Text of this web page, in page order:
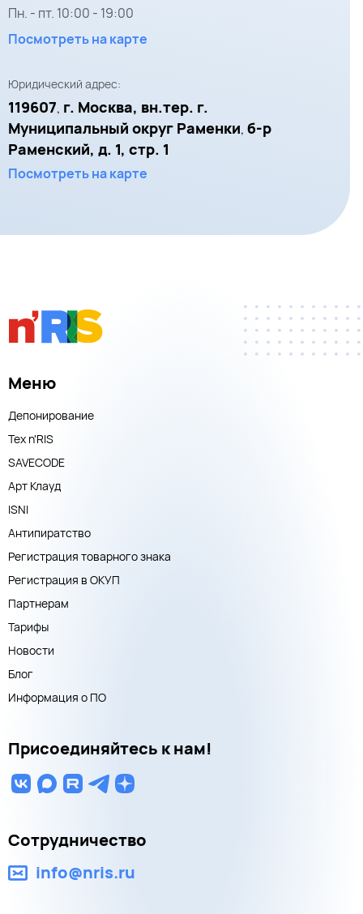
Пн. - пт. 10:00 - 19:00
Посмотреть на карте
Юридический адрес:
119607, г. Москва, вн.тер. г.
Муниципальный округ Раменки, б-р
Раменский, д. 1, стр. 1
Посмотреть на карте
Меню
Депонирование
Тех n'RIS
SAVECODE
Арт Клауд
ISNI
Антипиратство
Регистрация товарного знака
Регистрация в ОКУП
Партнерам
Тарифы
Новости
Блог
Информация о ПО
Присоединяйтесь к нам!
Сотрудничество
info@nris.ru